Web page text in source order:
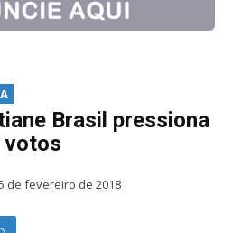
Brasil pressiona
votos
de fevereiro de 2018